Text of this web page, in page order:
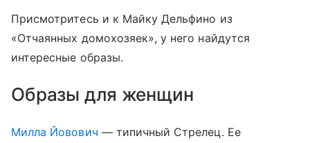
Присмотритесь и к Майку Дельфино из
«Отчаянных домохозяек», у него найдутся
интересные образы.
Образы для женщин
Милла Йовович — типичный Стрелец. Ее